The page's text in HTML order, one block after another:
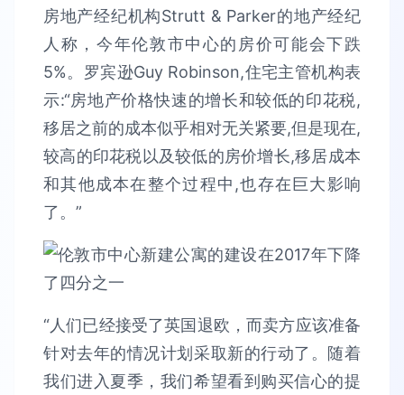
房地产经纪机构Strutt & Parker的地产经纪
人称，今年伦敦市中心的房价可能会下跌
5%。罗宾逊Guy Robinson,住宅主管机构表
示:“房地产价格快速的增长和较低的印花税,
移居之前的成本似乎相对无关紧要,但是现在,
较高的印花税以及较低的房价增长,移居成本
和其他成本在整个过程中,也存在巨大影响
了。”
“人们已经接受了英国退欧，而卖方应该准备
针对去年的情况计划采取新的行动了。随着
我们进入夏季，我们希望看到购买信心的提